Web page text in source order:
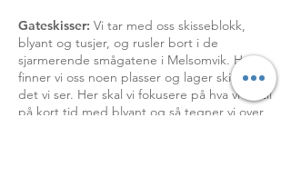
Gateskisser: Vi tar med oss skisseblokk,
blyant og tusjer, og rusler bort i de
sjarmerende smågatene i Melsomvik. Her
finner vi oss noen plasser og lager skisser av
det vi ser. Her skal vi fokusere på hva vi får til
på kort tid med blyant og så tegner vi over